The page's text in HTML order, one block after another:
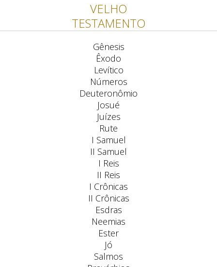
VELHO
TESTAMENTO
Gênesis
Êxodo
Levítico
Números
Deuteronômio
Josué
Juízes
Rute
I Samuel
II Samuel
I Reis
II Reis
I Crônicas
II Crônicas
Esdras
Neemias
Ester
Jó
Salmos